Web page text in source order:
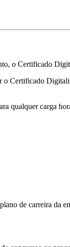
o Certificado
Certificado
qualquer carga
de carreira da